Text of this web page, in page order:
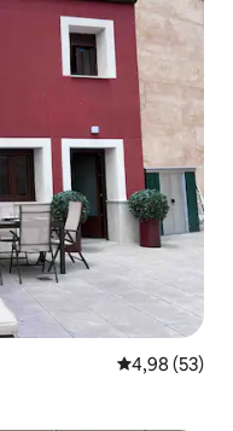
Średnia
4,98 (53)